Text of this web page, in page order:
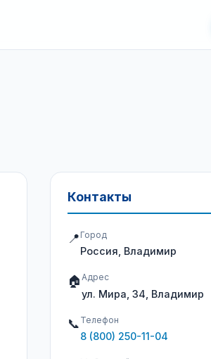
Контакты
📍 Город
Россия, Владимир
🏠 Адрес
ул. Мира, 34, Владимир
📞 Телефон
8 (800) 250-11-04